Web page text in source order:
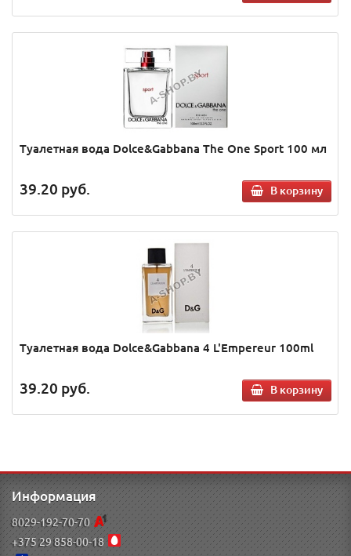
Туалетная вода Dolce&Gabbana The One Sport 100 мл
39.20 руб. В корзину
Туалетная вода Dolce&Gabbana 4 L'Empereur 100ml
39.20 руб. В корзину
Информация
8029-192-70-70
+375 29 858-00-18